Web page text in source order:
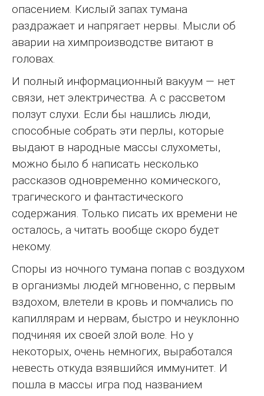
опасением. Кислый запах тумана
раздражает и напрягает нервы. Мысли об
аварии на химпроизводстве витают в
головах.
И полный информационный вакуум — нет
связи, нет электричества. А с рассветом
ползут слухи. Если бы нашлись люди,
способные собрать эти перлы, которые
выдают в народные массы слухометы,
можно было б написать несколько
рассказов одновременно комического,
трагического и фантастического
содержания. Только писать их времени не
осталось, а читать вообще скоро будет
некому.
Споры из ночного тумана попав с воздухом
в организмы людей мгновенно, с первым
вздохом, влетели в кровь и помчались по
капиллярам и нервам, быстро и неуклонно
подчиняя их своей злой воле. Но у
некоторых, очень немногих, выработался
невесть откуда взявшийся иммунитет. И
пошла в массы игра под названием